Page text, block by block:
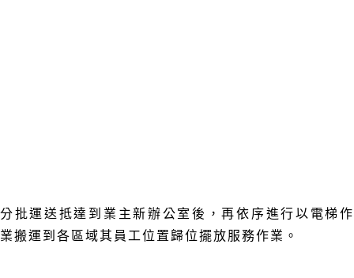
分批運送抵達到業主新辦公室後，再依序進行以電梯作
業搬運到各區域其員工位置歸位擺放服務作業 。